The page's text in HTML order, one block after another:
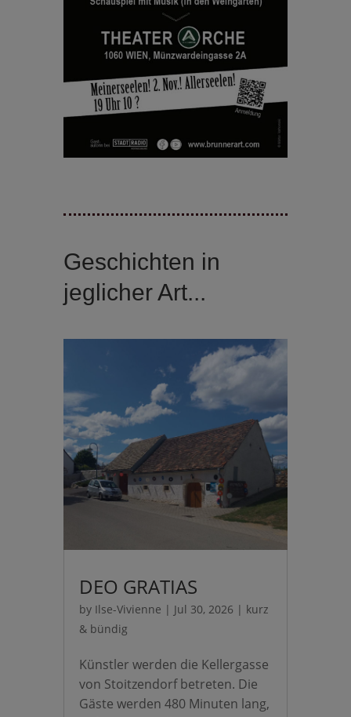
Geschichten in
jeglicher Art...
DEO GRATIAS
by Ilse-Vivienne | Jul 30, 2026 | kurz
& bündig
Künstler werden die Kellergasse
von Stoitzendorf betreten. Die
Gäste werden 480 Minuten lang,